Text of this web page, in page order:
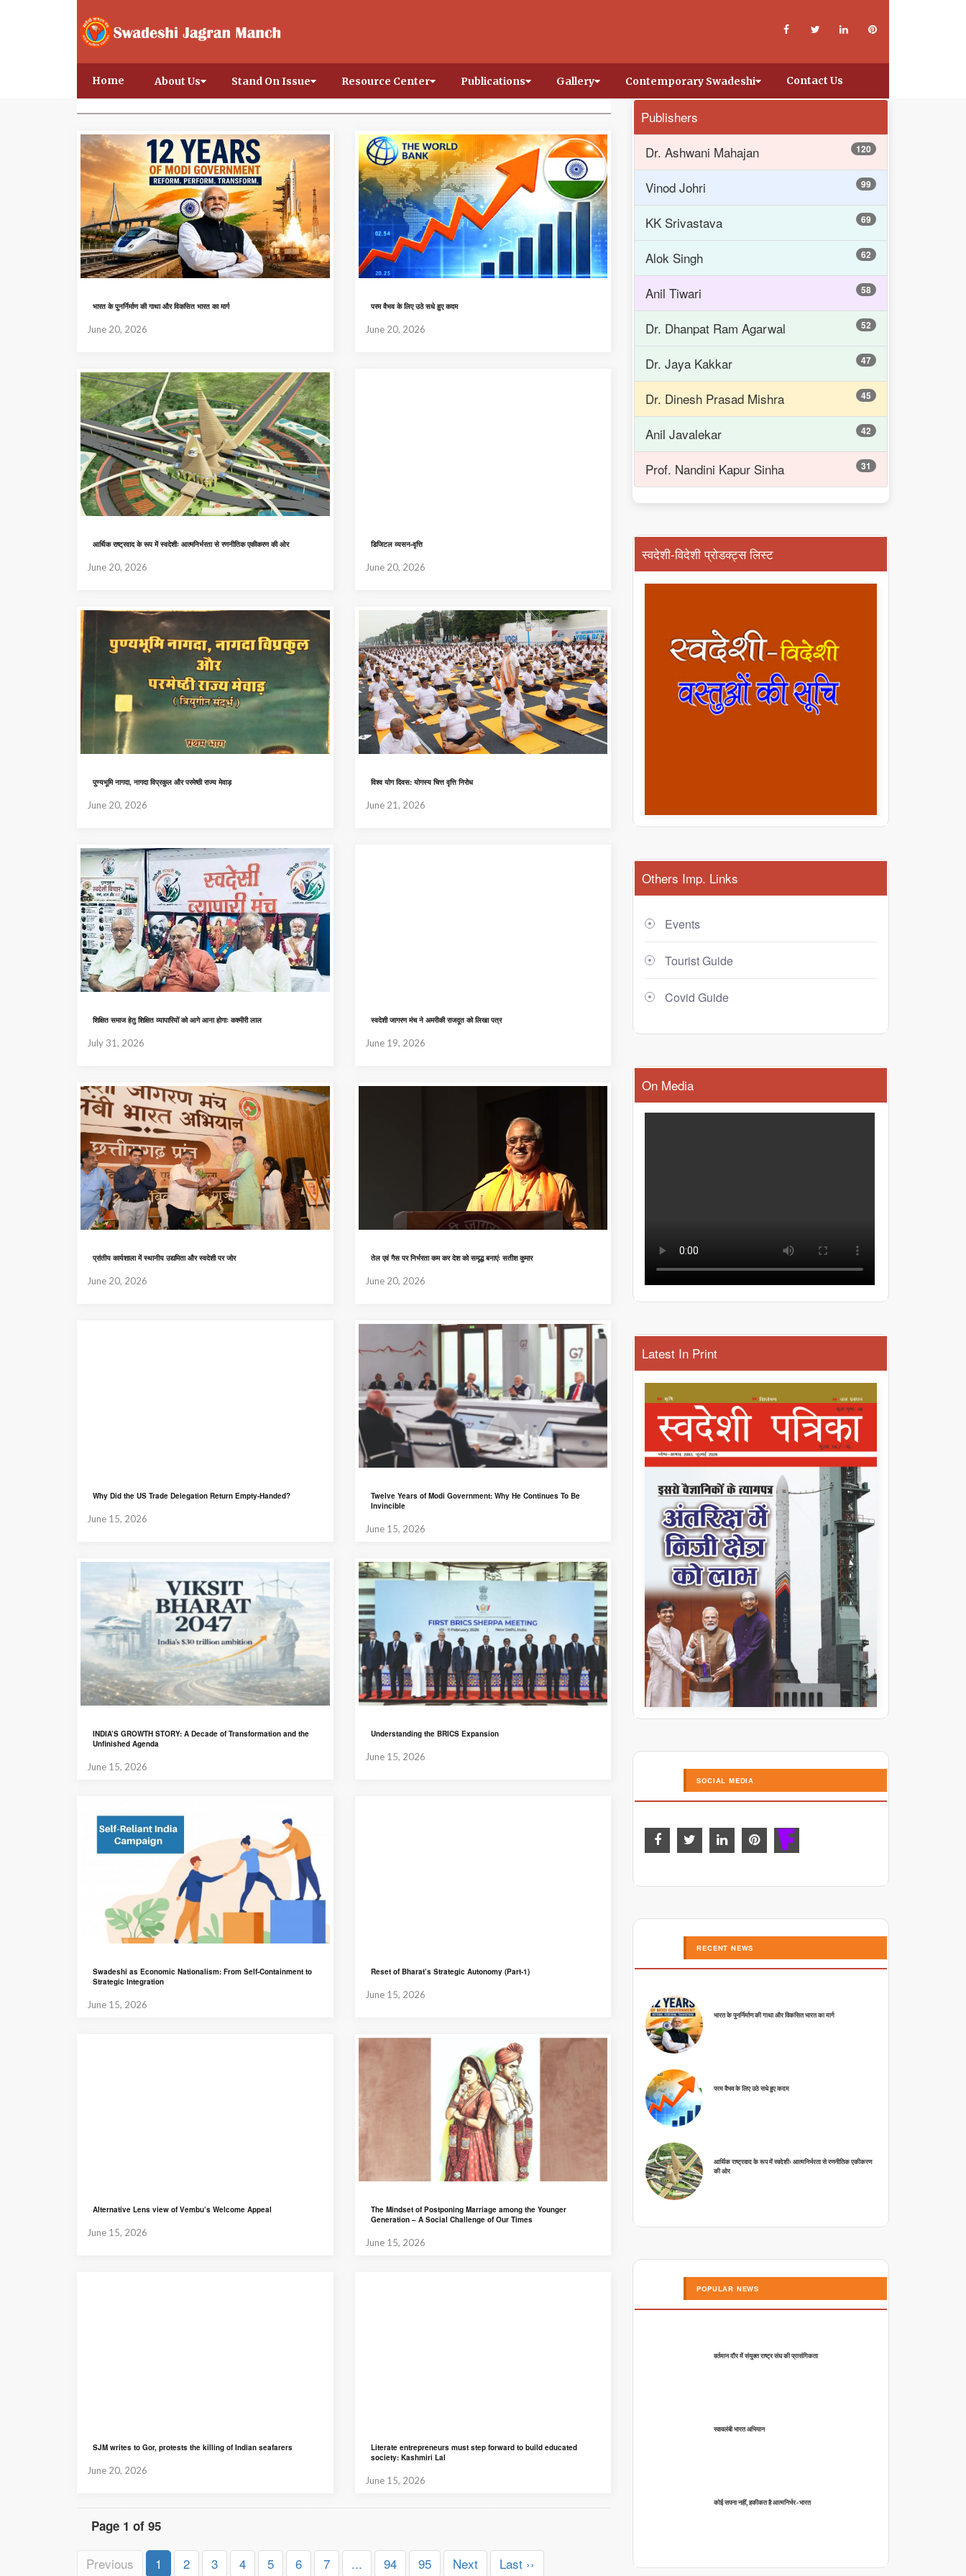
Home About Us Stand On Issue Resource Center Publications Gallery Contemporary Swadeshi Contact Us
भारत के पुनर्निर्माण की गाथा और विकसित भारत का मार्ग
June 20, 2026
परम वैभव के लिए उठे सधे हुए कदम
June 20, 2026
आर्थिक राष्ट्रवाद के रूप में स्वदेशीः आत्मनिर्भरता से रणनीतिक एकीकरण की ओर
June 20, 2026
डिजिटल व्यसन-वृत्ति
June 20, 2026
पुण्यभूमि नागदा, नागदा विप्रकुल और परमेष्ठी राज्य मेवाड़
June 20, 2026
विश्व योग दिवस: योगस्य चित्त वृत्ति निरोध
June 21, 2026
शिक्षित समाज हेतु शिक्षित व्यापारियों को आगे आना होगाः कश्मीरी लाल
July 31, 2026
स्वदेशी जागरण मंच ने अमरीकी राजदूत को लिखा पत्र
June 19, 2026
प्रांतीय कार्यशाला में स्थानीय उद्यमिता और स्वदेशी पर जोर
June 20, 2026
तेल एवं गैस पर निर्भरता कम कर देश को समृद्ध बनाएंः सतीश कुमार
June 20, 2026
Why Did the US Trade Delegation Return Empty-Handed?
June 15, 2026
Twelve Years of Modi Government: Why He Continues To Be
Invincible
June 15, 2026
INDIA’S GROWTH STORY: A Decade of Transformation and the
Unfinished Agenda
June 15, 2026
Understanding the BRICS Expansion
June 15, 2026
Swadeshi as Economic Nationalism: From Self-Containment to
Strategic Integration
June 15, 2026
Reset of Bharat’s Strategic Autonomy (Part-1)
June 15, 2026
Alternative Lens view of Vembu’s Welcome Appeal
June 15, 2026
The Mindset of Postponing Marriage among the Younger
Generation – A Social Challenge of Our Times
June 15, 2026
SJM writes to Gor, protests the killing of Indian seafarers
June 20, 2026
Literate entrepreneurs must step forward to build educated
society: Kashmiri Lal
June 15, 2026
Page 1 of 95
Previous 1 2 3 4 5 6 7 ... 94 95 Next Last ››
Publishers
Dr. Ashwani Mahajan
120
Vinod Johri 99
KK Srivastava 69
Alok Singh 62
Anil Tiwari 58
Dr. Dhanpat Ram Agarwal 52
Dr. Jaya Kakkar 47
Dr. Dinesh Prasad Mishra 45
Anil Javalekar 42
Prof. Nandini Kapur Sinha 31
स्वदेशी-विदेशी प्रोडक्ट्स लिस्ट
Others Imp. Links
Events
Tourist Guide
Covid Guide
On Media
Latest In Print
SOCIAL MEDIA
RECENT NEWS
भारत के पुनर्निर्माण की गाथा और विकसित भारत का मार्ग
परम वैभव के लिए उठे सधे हुए कदम
आर्थिक राष्ट्रवाद के रूप में स्वदेशीः आत्मनिर्भरता से रणनीतिक एकीकरण
की ओर
POPULAR NEWS
वर्तमान दौर में संयुक्त राष्ट्र संघ की प्रासंगिकता
स्वावलंबी भारत अभियान
कोई सपना नहीं, हकीकत है आत्मनिर्भर-भारत